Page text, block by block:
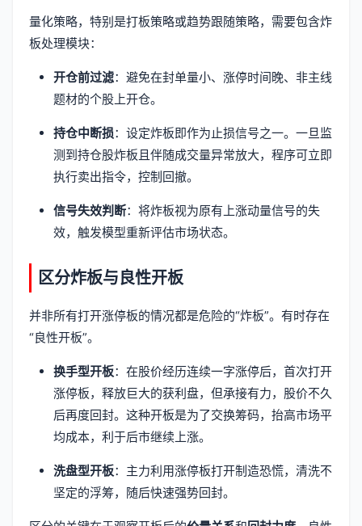
量化策略，特别是打板策略或趋势跟随策略，需要包含炸
板处理模块：
开仓前过滤：避免在封单量小、涨停时间晚、非主线
题材的个股上开仓。
持仓中断损：设定炸板即作为止损信号之一。一旦监
测到持仓股炸板且伴随成交量异常放大，程序可立即
执行卖出指令，控制回撤。
信号失效判断：将炸板视为原有上涨动量信号的失
效，触发模型重新评估市场状态。
区分炸板与良性开板
并非所有打开涨停板的情况都是危险的“炸板”。有时存在
“良性开板”。
换手型开板：在股价经历连续一字涨停后，首次打开
涨停板，释放巨大的获利盘，但承接有力，股价不久
后再度回封。这种开板是为了交换筹码，抬高市场平
均成本，利于后市继续上涨。
洗盘型开板：主力利用涨停板打开制造恐慌，清洗不
坚定的浮筹，随后快速强势回封。